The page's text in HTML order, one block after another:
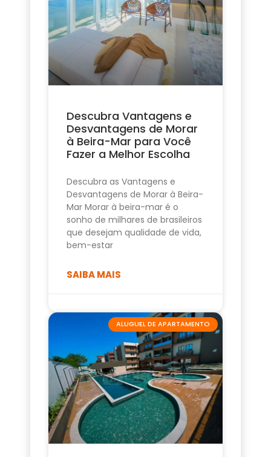
Descubra Vantagens e
Desvantagens de Morar
à Beira-Mar para Você
Fazer a Melhor Escolha
Descubra as Vantagens e
Desvantagens de Morar à Beira-
Mar Morar à beira-mar é o
sonho de milhares de brasileiros
que desejam qualidade de vida,
bem-estar
SAIBA MAIS
ALUGUEL DE APARTAMENTO